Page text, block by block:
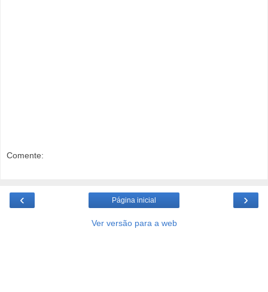
Comente:
‹ ›
Página inicial
Ver versão para a web